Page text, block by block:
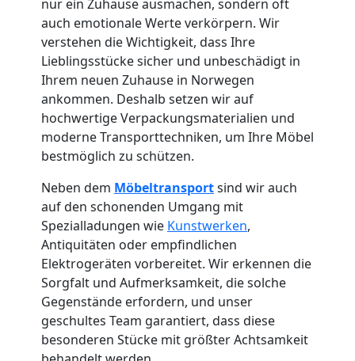
nur ein Zuhause ausmachen, sondern oft
auch emotionale Werte verkörpern. Wir
verstehen die Wichtigkeit, dass Ihre
Lieblingsstücke sicher und unbeschädigt in
Ihrem neuen Zuhause in Norwegen
ankommen. Deshalb setzen wir auf
hochwertige Verpackungsmaterialien und
moderne Transporttechniken, um Ihre Möbel
bestmöglich zu schützen.
Neben dem Möbeltransportsind wir auch
auf den schonenden Umgang mit
Spezialladungen wie Kunstwerken,
Antiquitäten oder empfindlichen
Elektrogeräten vorbereitet. Wir erkennen die
Sorgfalt und Aufmerksamkeit, die solche
Gegenstände erfordern, und unser
geschultes Team garantiert, dass diese
besonderen Stücke mit größter Achtsamkeit
Küchenumzug
Leonding
Umzug
und
Lagerung
Leonding
Full-